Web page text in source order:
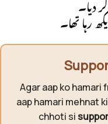
دیا۔
رہا تھا۔
Agar aap ko hamari
aap hamari mehnat
chhoti si